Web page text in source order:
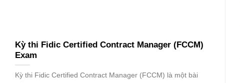
Kỳ thi Fidic Certified Contract Manager (FCCM)
Exam
Kỳ thi Fidic Certified Contract Manager (FCCM) là một bài